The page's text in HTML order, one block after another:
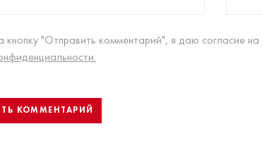
кнопку "Отправить комментарий", я даю согласие на